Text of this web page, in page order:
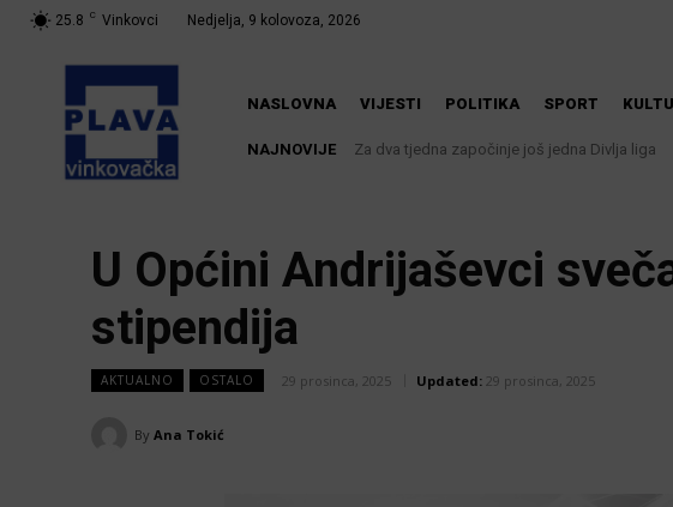
25.8 C Vinkovci Nedjelja, 9 kolovoza, 2026
NASLOVNA VIJESTI POLITIKA SPORT
NAJNOVIJEZa dva tjedna započinje još jedna Divlja liga
U Županji održana Ljetna škola magije
U Općini Andrijaševci
stipendija
AKTUALNO OSTALO 29 prosinca, 2025 Updated: 29 prosinca, 2025
By Ana Tokić